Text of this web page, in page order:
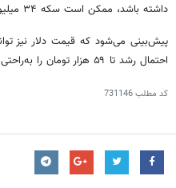
داشته باشد، ممکن است سکه ۳۴ میلیون تومان را نیز ببیند.
پیش‌بینی می‌شود که قیمت دلار نیز
احتمال رشد تا ۵۹ هزار تومان را به‌راحتی خواهد داشت.
کد مطلب731146